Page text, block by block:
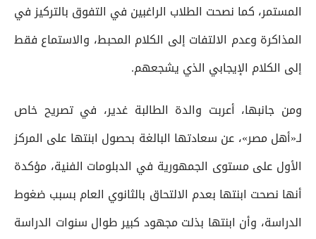
المستمر، كما نصحت الطلاب الراغبين في التفوق بالتركيز في
المذاكرة وعدم الالتفات إلى الكلام المحبط، والاستماع فقط
إلى الكلام الإيجابي الذي يشجعهم.
ومن جانبها، أعربت والدة الطالبة غدير، في تصريح خاص
لـ«أهل مصر»، عن سعادتها البالغة بحصول ابنتها على المركز
الأول على مستوى الجمهورية في الدبلومات الفنية، مؤكدة
أنها نصحت ابنتها بعدم الالتحاق بالثانوي العام بسبب ضغوط
الدراسة، وأن ابنتها بذلت مجهود كبير طوال سنوات الدراسة